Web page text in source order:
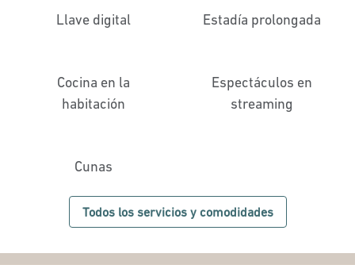
Llave digital Estadía prolongada
Cocina en la
habitación
Espectáculos en
streaming
Cunas
Todos los servicios y comodidades